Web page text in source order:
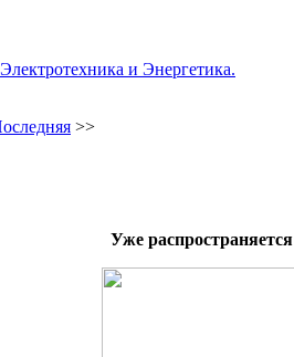
и Энергетика.
>>
Уже распространяется